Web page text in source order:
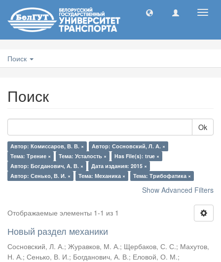
Поиск
Поиск
Ok
Автор: Комиссаров, В. В. ×
Автор: Сосновский, Л. А. ×
Тема: Трение ×
Тема: Усталость ×
Has File(s): true ×
Автор: Богданович, А. В. ×
Дата издания: 2015 ×
Автор: Сенько, В. И. ×
Тема: Механика × Тема: Трибофатика ×
Show Advanced Filters
Отображаемые элементы 1-1 из 1
Новый раздел механики
Сосновский, Л. А.; Журавков, М. А.; Щербаков, С. С.; Махутов,
Н. А.; Сенько, В. И.; Богданович, А. В.; Еловой, О. М.;